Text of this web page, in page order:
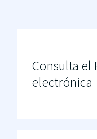
Consulta el
electrónica